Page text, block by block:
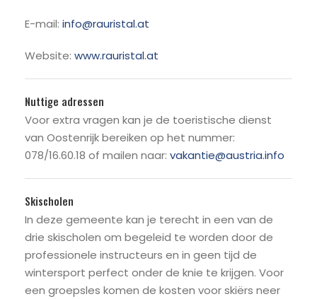
E-mail: info@rauristal.at
Website: www.rauristal.at
Nuttige adressen
Voor extra vragen kan je de toeristische dienst
van Oostenrijk bereiken op het nummer:
078/16.60.18 of mailen naar: vakantie@austria.info
Skischolen
In deze gemeente kan je terecht in een van de
drie skischolen om begeleid te worden door de
professionele instructeurs en in geen tijd de
wintersport perfect onder de knie te krijgen. Voor
een groepsles komen de kosten voor skiërs neer